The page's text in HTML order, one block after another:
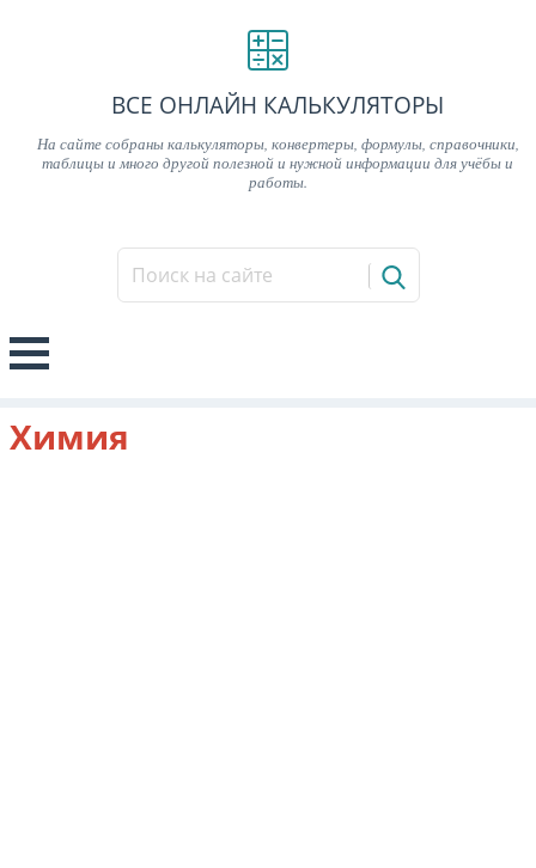
ВСЕ ОНЛАЙН КАЛЬКУЛЯТОРЫ
На сайте собраны калькуляторы, конвертеры, формулы, справочники,
таблицы и много другой полезной и нужной информации для учёбы и
работы.
Химия